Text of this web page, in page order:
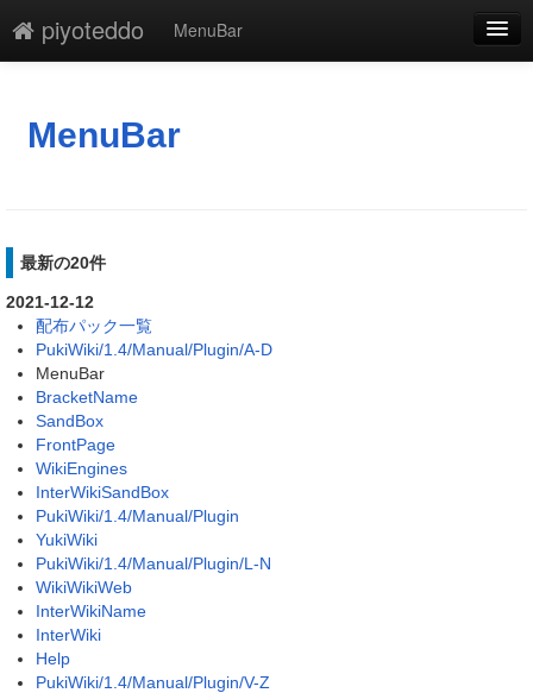
piyoteddo
MenuBar
添付
最終更新
一覧
単語検索
MenuBar
最新の20件
2021-12-12
配布パック一覧
PukiWiki/1.4/Manual/Plugin/A-D
MenuBar
BracketName
SandBox
FrontPage
WikiEngines
InterWikiSandBox
PukiWiki/1.4/Manual/Plugin
YukiWiki
PukiWiki/1.4/Manual/Plugin/L-N
WikiWikiWeb
InterWikiName
InterWiki
Help
PukiWiki/1.4/Manual/Plugin/V-Z